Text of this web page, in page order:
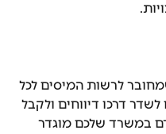
לרשות המיסים לכל
דרכו דיווחים ולקבל
במשרד שלכם מוגדר